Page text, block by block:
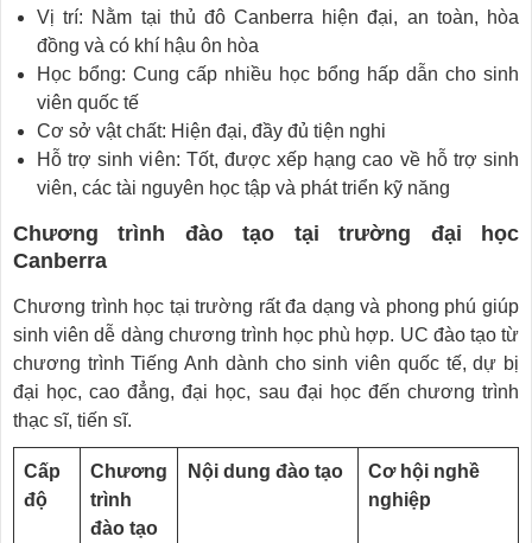
Vị trí: Nằm tại thủ đô Canberra hiện đại, an toàn, hòa
đồng và có khí hậu ôn hòa
Học bổng: Cung cấp nhiều học bổng hấp dẫn cho sinh
viên quốc tế
Cơ sở vật chất: Hiện đại, đầy đủ tiện nghi
Hỗ trợ sinh viên: Tốt, được xếp hạng cao về hỗ trợ sinh
viên, các tài nguyên học tập và phát triển kỹ năng
Chương trình đào tạo tại trường đại học
Canberra
Chương trình học tại trường rất đa dạng và phong phú giúp
sinh viên dễ dàng chương trình học phù hợp. UC đào tạo từ
chương trình Tiếng Anh dành cho sinh viên quốc tế, dự bị
đại học, cao đẳng, đại học, sau đại học đến chương trình
thạc sĩ, tiến sĩ.
Cấp
độ
Chương
trình
đào tạo
Nội dung đào tạo
Cơ hội nghề
nghiệp